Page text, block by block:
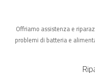
Offriamo assistenza e
problemi di batteria e